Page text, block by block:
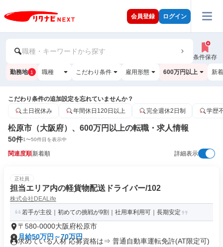
会員登録 ログイン
職種・キーワードから探す
条件保存
勤務地 1 職種 こだわり条件 雇用形態 600万円以上 新
こだわり条件の追加設定を忘れていませんか？
土日祝休み
年間休日120日以上 完全週休2日制 学歴
松原市（大阪府）、600万円以上の転職・求人情報
50件1〜50件目を表示中
関連度順新着順 詳細表示
正社員
担当エリア内の軽貨物配送ドライバー/102
株式会社DEALife
若手が主役｜初めての挑戦が9割｜社用車利用可｜長期安定
〒580-0000大阪府松原市
月給50万円～70万円
求めている人材 応募資格は⇒ 普通自動車運転免許(AT限定可)